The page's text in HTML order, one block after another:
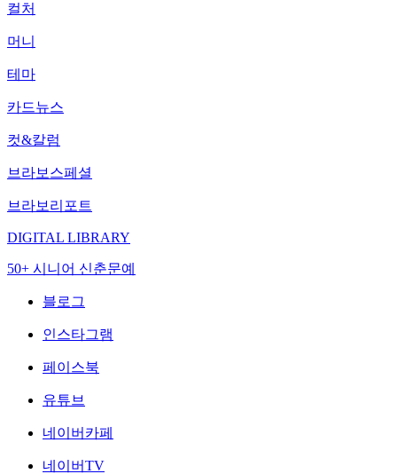
컬처
머니
테마
카드뉴스
컷&칼럼
브라보스페셜
브라보리포트
DIGITAL LIBRARY
50+ 시니어 신춘문예
블로그
인스타그램
페이스북
유튜브
네이버카페
네이버TV